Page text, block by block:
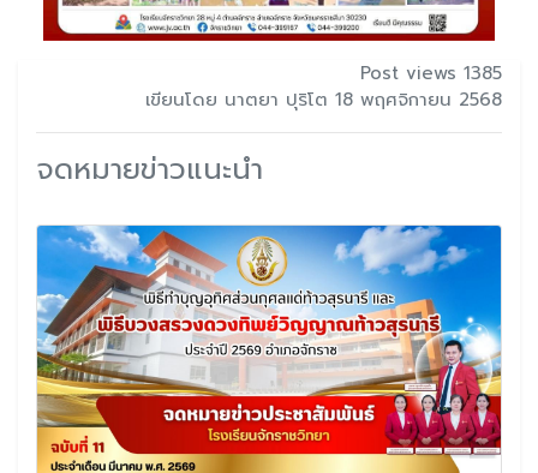
Post views 1385
เขียนโดย นาตยา ปุริโต 18 พฤศจิกายน 2568
จดหมายข่าวแนะนำ